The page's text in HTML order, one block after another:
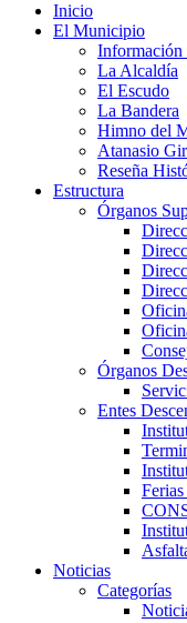
Inicio
El Municipio
La Alcaldía
El Escudo
La Bandera
Himno del
Atanasio
Reseña
Estructura
Órganos
Órganos
Entes
Noticias
Categorías